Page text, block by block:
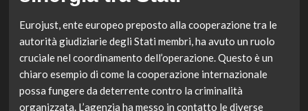
Eurojust, ente europeo preposto alla cooperazione tra le
autorità giudiziarie degli Stati membri, ha avuto un ruolo
cruciale nel coordinamento dell’operazione. Questo è un
chiaro esempio di come la cooperazione internazionale
possa fungere da deterrente contro la criminalità
organizzata. L’agenzia ha messo in contatto le diverse